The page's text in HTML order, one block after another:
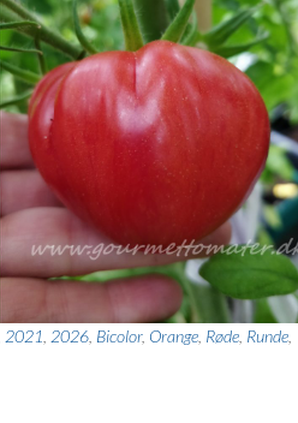
2021 2026, Bicolor, Orange, Røde, Runde,